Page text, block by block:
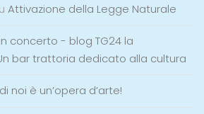
Attivazione della Legge Naturale
concerto - blog TG24 la
bar trattoria dedicato alla cultura
noi è un’opera d’arte!